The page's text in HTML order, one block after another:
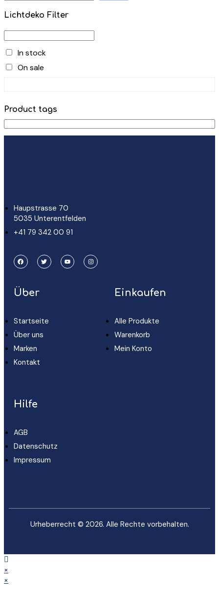
Lichtdeko Filter
In stock
On sale
Product tags
Haupstrasse 70
5035 Unterentfelden
+41 79 342 00 91
Über
Startseite
Über uns
Marken
Kontakt
Einkaufen
Alle Produkte
Warenkorb
Mein Konto
Hilfe
AGB
Datenschutz
Impressum
Urheberrecht © 2026. Alle Rechte vorbehalten.
×
×